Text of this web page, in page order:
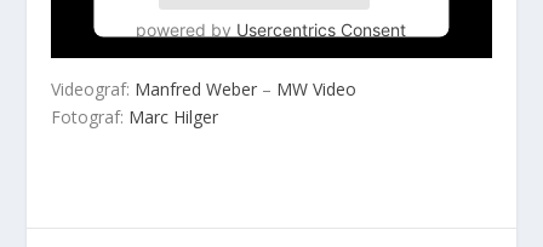
powered by Usercentrics Consent
Management Platform&IT-Recht
Kanzlei
Videograf: Manfred Weber – MW Video
Fotograf: Marc Hilger